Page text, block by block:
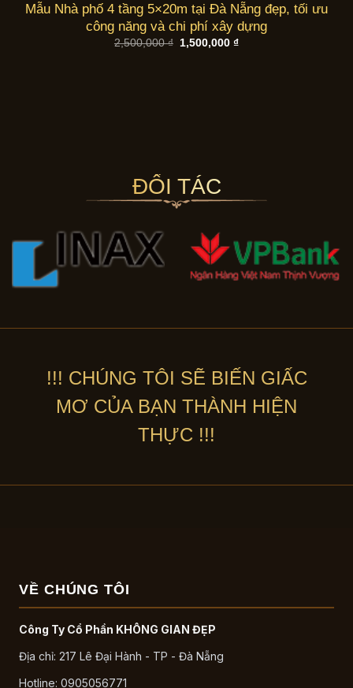
Mẫu Nhà phố 4 tầng 5×20m tại Đà Nẵng đẹp, tối ưu
công năng và chi phí xây dựng
2,500,000₫
Giá
1,500,000₫Giá
ĐỐI TÁC
!!! CHÚNG TÔI SẼ BIẾN GIẤC
MƠ CỦA BẠN THÀNH HIỆN
THỰC !!!
VỀ CHÚNG TÔI
Công Ty Cổ Phần KHÔNG GIAN ĐẸP
Địa chỉ: 217 Lê Đại Hành - TP - Đà Nẵng
Hotline: 0905056771